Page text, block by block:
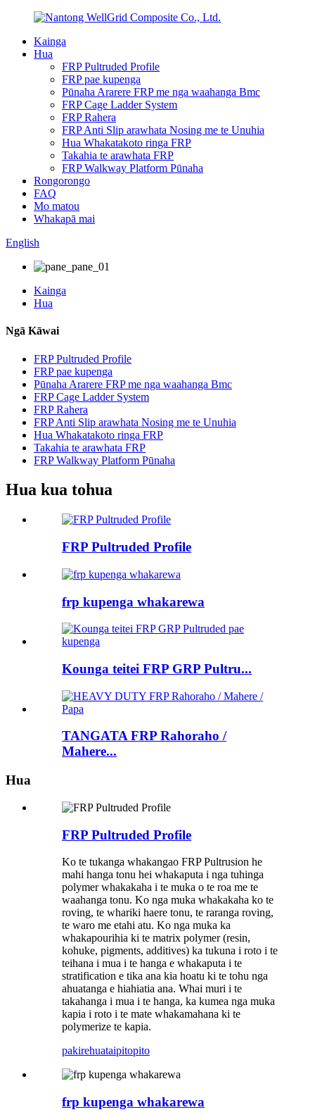
Kainga
Hua
FRP Pultruded Profile
FRP pae kupenga
Pūnaha Ararere FRP me nga waahanga Bmc
FRP Cage Ladder System
FRP Rahera
FRP Anti Slip arawhata Nosing me te Unuhia
Hua Whakatakoto ringa FRP
Takahia te arawhata FRP
FRP Walkway Platform Pūnaha
Rongorongo
FAQ
Mo matou
Whakapā mai
English
Kainga
Hua
Ngā Kāwai
FRP Pultruded Profile
FRP pae kupenga
Pūnaha Ararere FRP me nga waahanga Bmc
FRP Cage Ladder System
FRP Rahera
FRP Anti Slip arawhata Nosing me te Unuhia
Hua Whakatakoto ringa FRP
Takahia te arawhata FRP
FRP Walkway Platform Pūnaha
Hua kua tohua
FRP Pultruded Profile
frp kupenga whakarewa
Kounga teitei FRP GRP Pultru...
TANGATA FRP Rahoraho /
Mahere...
Hua
FRP Pultruded Profile
Ko te tukanga whakangao FRP Pultrusion he
mahi hanga tonu hei whakaputa i nga tuhinga
polymer whakakaha i te muka o te roa me te
waahanga tonu. Ko nga muka whakakaha ko te
roving, te whariki haere tonu, te raranga roving,
te waro me etahi atu. Ko nga muka ka
whakapourihia ki te matrix polymer (resin,
kohuke, pigments, additives) ka tukuna i roto i te
teihana i mua i te hanga e whakaputa i te
stratification e tika ana kia hoatu ki te tohu nga
ahuatanga e hiahiatia ana. Whai muri i te
takahanga i mua i te hanga, ka kumea nga muka
kapia i roto i te mate whakamahana ki te
polymerize te kapia.
pakirehuataipitopito
frp kupenga whakarewa